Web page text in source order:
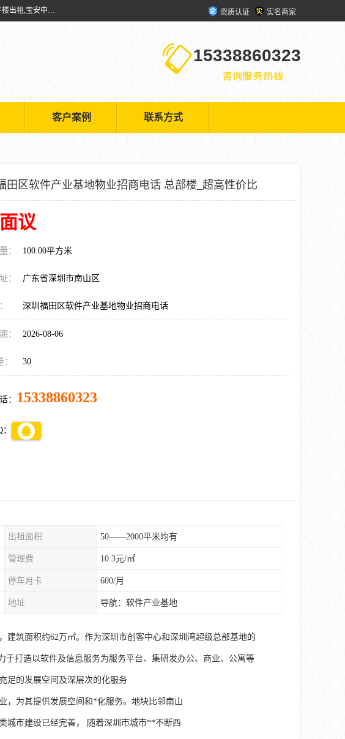
深圳鑫企通投资发展有限公司提供福田写字楼出租,福田中心区写字楼出租,后海写字楼出租,科技园写字楼出租,南山写字楼出租,前海写字楼出租,宝安中心写字楼出租,车公庙写字楼出租,深圳写字楼出租，欢迎有需要的朋友前来咨询。 资质认证 实名商家
15338860323
客户案例 联系方式
田区软件产业基地物业招商电话 总部楼_超高性价比
面议
： 100.00平方米
： 广东省深圳市南山区
深圳福田区软件产业基地物业招商电话
： 2026-08-06
30
： 15338860323
出租面积 50——2000平米均有
管理费 10.3元/㎡
停车月卡 600/月
地址 导航：软件产业基地
筑面积约62万㎡。作为深圳市创客中心和深圳湾超级总部基地的
打造以软件及信息服务为服务平台、集研发办公、商业、公寓等
足的发展空间及深层次的化服务
，为其提供发展空间和*化服务。地块比邻南山
城市建设已经完善， 随着深圳市城市**不断西